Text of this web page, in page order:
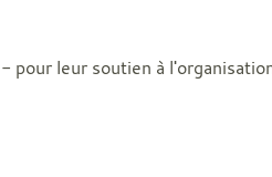
leur soutien à